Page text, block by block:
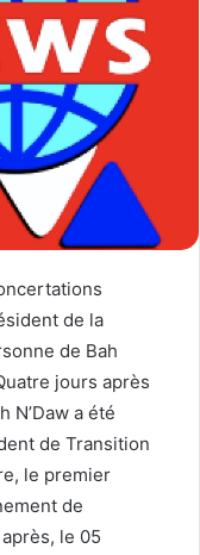
de la
de Bah
jours après
N’Daw a été
de Transition
le premier
de
le 05